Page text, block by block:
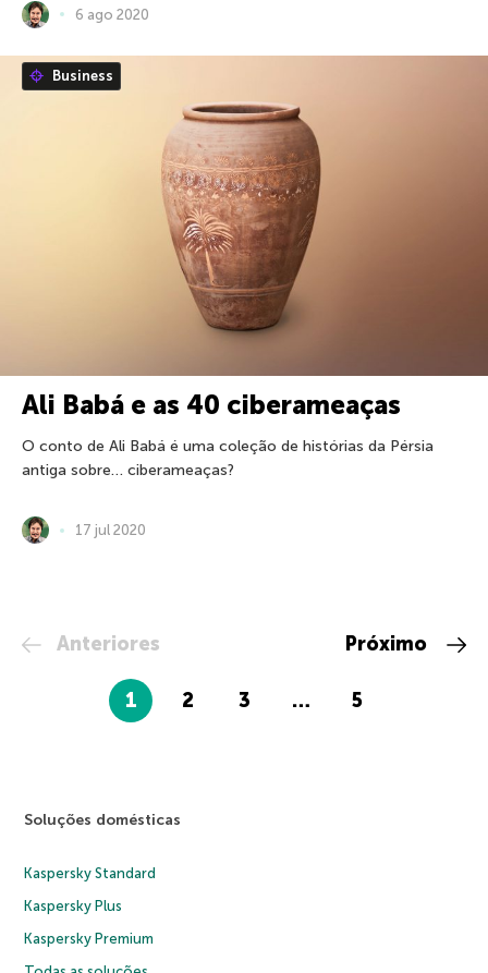
6 ago 2020
Business
Ali Babá e as 40 ciberameaças
O conto de Ali Babá é uma coleção de histórias da Pérsia
antiga sobre… ciberameaças?
17 jul 2020
Anteriores
1 2 3 … 5
Próximo
Soluções domésticas
Kaspersky Standard
Kaspersky Plus
Kaspersky Premium